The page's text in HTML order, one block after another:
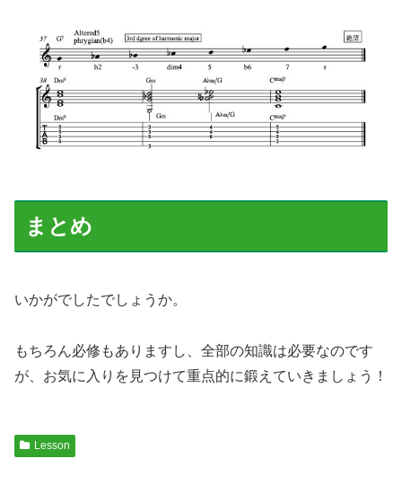
まとめ
いかがでしたでしょうか。
もちろん必修もありますし、全部の知識は必要なのです
が、お気に入りを見つけて重点的に鍛えていきましょう！
Lesson